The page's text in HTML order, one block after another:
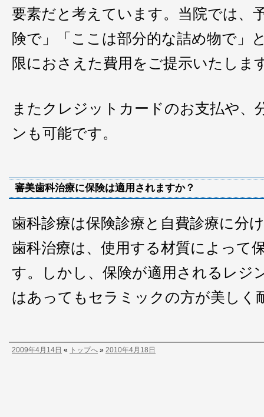
要素だと考えています。当院では、
険で」「ここは部分的な詰め物で」
限におさえた費用をご提示いたしま
またクレジットカードのお支払や、
ンも可能です。
審美歯科治療に保険は適用されますか？
歯科診療は保険診療と自費診療に分
歯科治療は、使用する材質によって
す。しかし、保険が適用されるレジ
はあってもセラミックの方が美しく
2009年4月14日 « トップへ » 2010年4月18日